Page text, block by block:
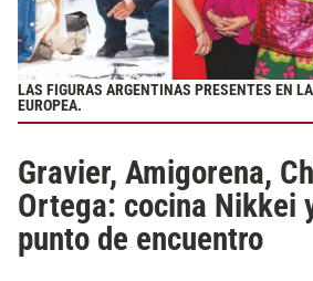
LAS FIGURAS ARGENTINAS PRESENTES EN
EUROPEA.
Gravier, Amigorena,
Ortega: cocina Nikkei
punto de encuentro